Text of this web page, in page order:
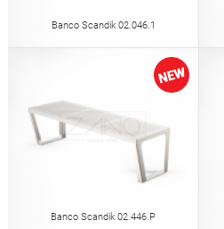
Banco Scandik 02.046.1
Banco Scandik 02.446.P